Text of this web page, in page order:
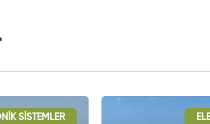
VE ROKETLER
SISTEMLER